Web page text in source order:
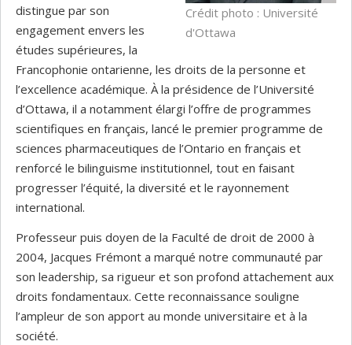
Crédit photo : Université
d'Ottawa
distingue par son
engagement envers les
études supérieures, la
Francophonie ontarienne, les droits de la personne et
l’excellence académique. À la présidence de l’Université
d’Ottawa, il a notamment élargi l’offre de programmes
scientifiques en français, lancé le premier programme de
sciences pharmaceutiques de l’Ontario en français et
renforcé le bilinguisme institutionnel, tout en faisant
progresser l’équité, la diversité et le rayonnement
international.
Professeur puis doyen de la Faculté de droit de 2000 à
2004, Jacques Frémont a marqué notre communauté par
son leadership, sa rigueur et son profond attachement aux
droits fondamentaux. Cette reconnaissance souligne
l’ampleur de son apport au monde universitaire et à la
société.